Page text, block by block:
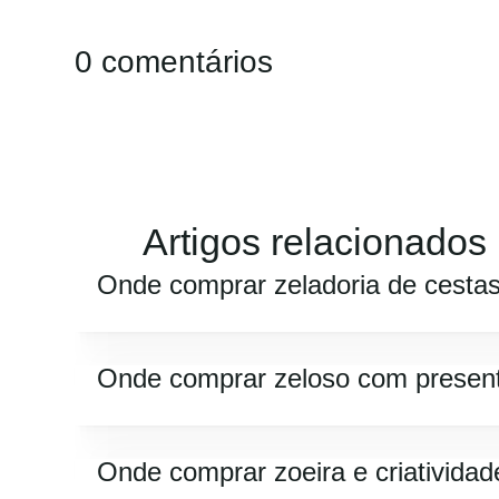
0 comentários
Artigos relacionados
Onde comprar zeladoria de
Onde comprar zeloso com
Onde comprar zoeira e